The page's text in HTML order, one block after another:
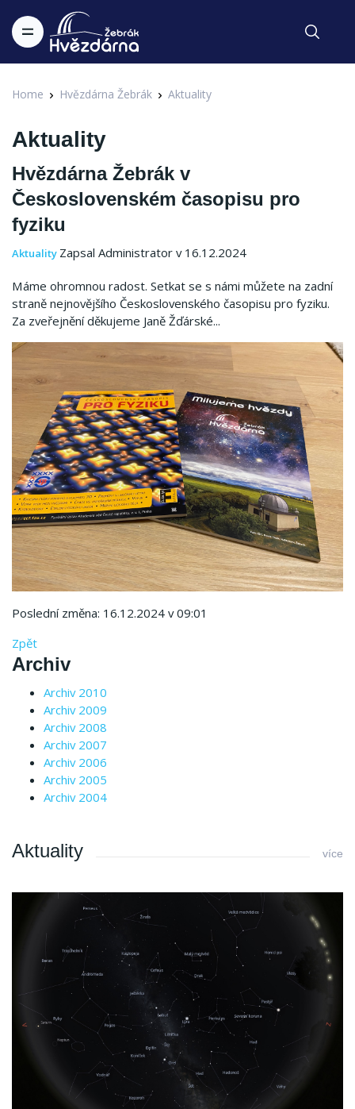
Home Hvězdárna Žebrák Aktuality
Aktuality
Hvězdárna Žebrák v
Československém časopisu pro
fyziku
Aktuality Zapsal Administrator v 16.12.2024
Máme ohromnou radost. Setkat se s námi můžete na zadní
straně nejnovějšího Československého časopisu pro fyziku.
Za zveřejnění děkujeme Janě Žďárské...
Poslední změna: 16.12.2024 v 09:01
Zpět
Archiv
Archiv 2010
Archiv 2009
Archiv 2008
Archiv 2007
Archiv 2006
Archiv 2005
Archiv 2004
Aktuality více